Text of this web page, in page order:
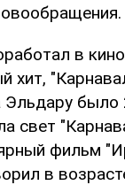
в
хит,
было
свет
фильм
в